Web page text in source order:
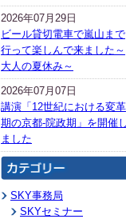
2026年07月29日
ビール貸切電車で嵐山まで
行って楽しんで来ました～
大人の夏休み～
2026年07月07日
講演「12世紀における変革
期の京都-院政期」を開催し
ました
SKY事務局
SKYセミナー